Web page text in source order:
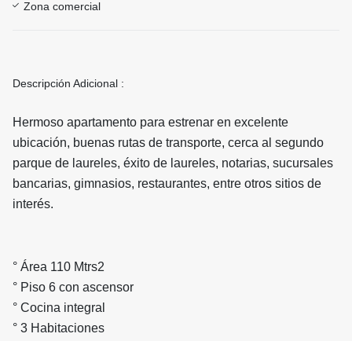
Zona comercial
Descripción Adicional :
Hermoso apartamento para estrenar en excelente
ubicación, buenas rutas de transporte, cerca al segundo
parque de laureles, éxito de laureles, notarias, sucursales
bancarias, gimnasios, restaurantes, entre otros sitios de
interés.
° Área 110 Mtrs2
° Piso 6 con ascensor
° Cocina integral
° 3 Habitaciones